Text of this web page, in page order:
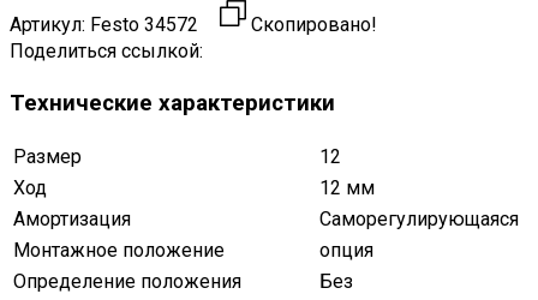
Артикул: Festo 34572
Скопировано!
Поделиться ссылкой:
Технические характеристики
Размер
12
Ход
12 мм
Амортизация
Саморегулирующаяся
Монтажное положение
опция
Определение положения
Без